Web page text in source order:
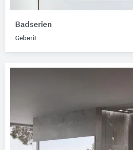
Badserien
Geberit